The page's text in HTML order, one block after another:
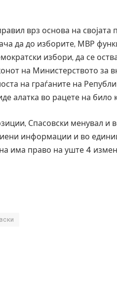
врз основа на
да до изборите, МВР
избори, да се
на Министерството за
на граѓаните на
алатка во рацете на било
Спасовски менувал и
информации и во
има право на уште 4
е осудена на 12 години